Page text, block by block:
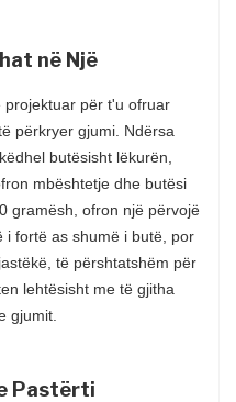
në Një
projektuar për t'u ofruar
përkryer gjumi. Ndërsa
butësisht lëkurën,
mbështetje dhe butësi
gramësh, ofron një përvojë
i fortë as shumë i butë, por
të përshtatshëm për
lehtësisht me të gjitha
gjumit.
Pastërti